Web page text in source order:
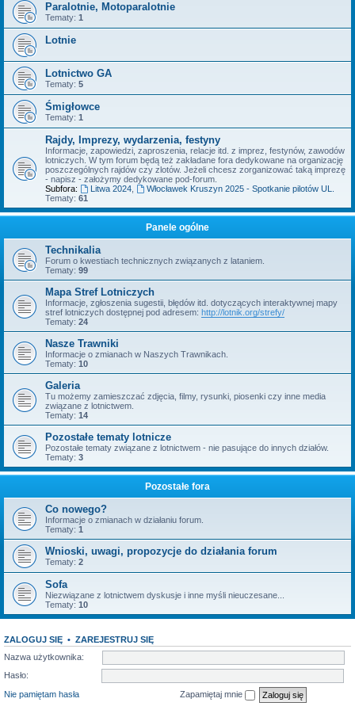
Paralotnie, Motoparalotnie
Tematy: 1
Lotnie
Lotnictwo GA
Tematy: 5
Śmigłowce
Tematy: 1
Rajdy, Imprezy, wydarzenia, festyny
Informacje, zapowiedzi, zaproszenia, relacje itd. z imprez, festynów, zawodów
lotniczych. W tym forum będą też zakładane fora dedykowane na organizację
poszczególnych rajdów czy zlotów. Jeżeli chcesz zorganizować taką imprezę
- napisz - założymy dedykowane pod-forum.
Subfora:
Litwa 2024,
Włocławek Kruszyn 2025 - Spotkanie pilotów UL.
Tematy: 61
Panele ogólne
Technikalia
Forum o kwestiach technicznych związanych z lataniem.
Tematy: 99
Mapa Stref Lotniczych
Informacje, zgłoszenia sugestii, błędów itd. dotyczących interaktywnej mapy
stref lotniczych dostępnej pod adresem: http://lotnik.org/strefy/
Tematy: 24
Nasze Trawniki
Informacje o zmianach w Naszych Trawnikach.
Tematy: 10
Galeria
Tu możemy zamieszczać zdjęcia, filmy, rysunki, piosenki czy inne media
związane z lotnictwem.
Tematy: 14
Pozostałe tematy lotnicze
Pozostałe tematy związane z lotnictwem - nie pasujące do innych działów.
Tematy: 3
Pozostałe fora
Co nowego?
Informacje o zmianach w działaniu forum.
Tematy: 1
Wnioski, uwagi, propozycje do działania forum
Tematy: 2
Sofa
Niezwiązane z lotnictwem dyskusje i inne myśli nieuczesane...
Tematy: 10
ZALOGUJ SIĘ • ZAREJESTRUJ SIĘ
Nazwa użytkownika:
Hasło:
Nie pamiętam hasła
Zapamiętaj mnie